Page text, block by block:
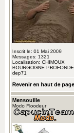
Inscrit le: 01 Mai 2009
Messages: 1321
Localisation: CHIMOUX
BOURGOGNE PROFONDE
dep71
Revenir en haut de page
Mensouille
Modo Floodeur